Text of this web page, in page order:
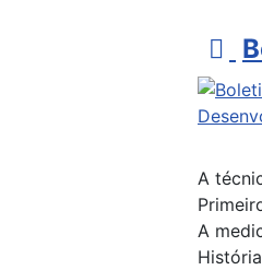
p
d
f
A
A